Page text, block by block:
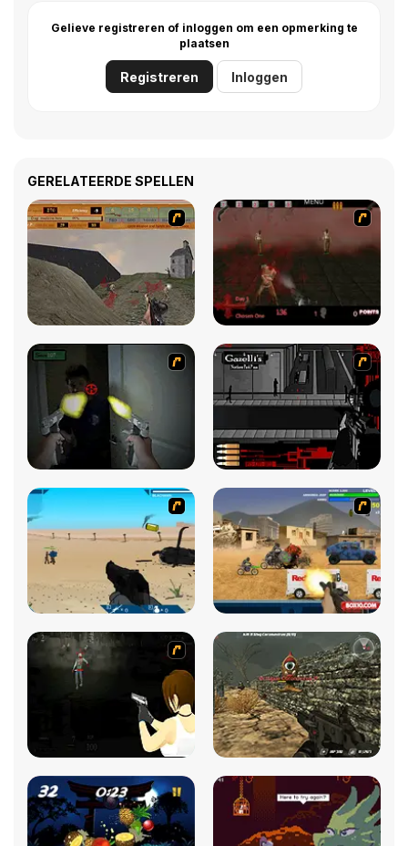
Gelieve registreren of inloggen om een opmerking te
plaatsen
Registreren Inloggen
GERELATEERDE SPELLEN